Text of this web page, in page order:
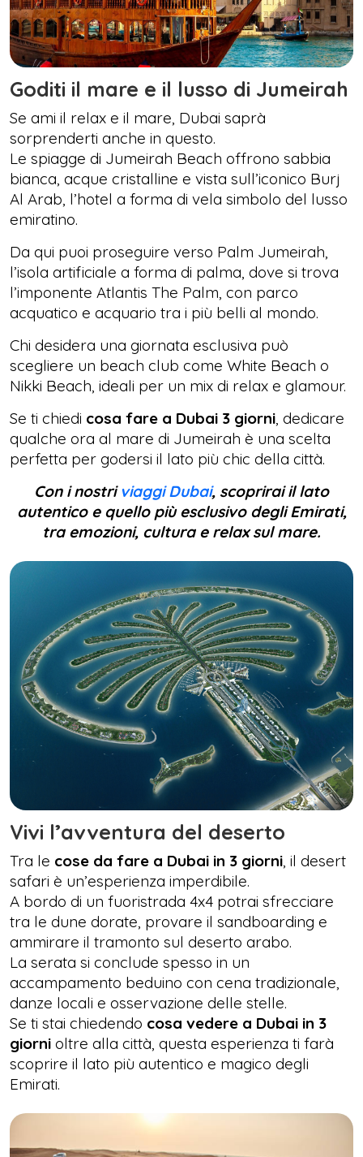
Goditi il mare e il lusso di Jumeirah
Se ami il relax e il mare, Dubai saprà
sorprenderti anche in questo.
Le spiagge di Jumeirah Beach offrono sabbia
bianca, acque cristalline e vista sull’iconico Burj
Al Arab, l’hotel a forma di vela simbolo del lusso
emiratino.
Da qui puoi proseguire verso Palm Jumeirah,
l’isola artificiale a forma di palma, dove si trova
l’imponente Atlantis The Palm, con parco
acquatico e acquario tra i più belli al mondo.
Chi desidera una giornata esclusiva può
scegliere un beach club come White Beach o
Nikki Beach, ideali per un mix di relax e glamour.
Se ti chiedi cosa fare a Dubai 3 giorni, dedicare
qualche ora al mare di Jumeirah è una scelta
perfetta per godersi il lato più chic della città.
Con i nostriviaggi Dubai, scoprirai il lato
autentico e quello più esclusivo degli Emirati,
tra emozioni, cultura e relax sul mare.
Vivi l’avventura del deserto
Tra le cose da fare a Dubai in 3 giorni, il desert
safari è un’esperienza imperdibile.
A bordo di un fuoristrada 4x4 potrai sfrecciare
tra le dune dorate, provare il sandboarding e
ammirare il tramonto sul deserto arabo.
La serata si conclude spesso in un
accampamento beduino con cena tradizionale,
danze locali e osservazione delle stelle.
Se ti stai chiedendo cosa vedere a Dubai in 3
giorni oltre alla città, questa esperienza ti farà
scoprire il lato più autentico e magico degli
Emirati.